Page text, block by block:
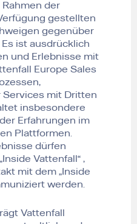
der
gestellten
gegenüber
ist ausdrücklich
und Erlebnisse mit
Europe Sales
mit Dritten
insbesondere
Erfahrungen im
Plattformen.
dürfen
Vattenfall“ ,
mit dem „Inside
werden.
Vattenfall